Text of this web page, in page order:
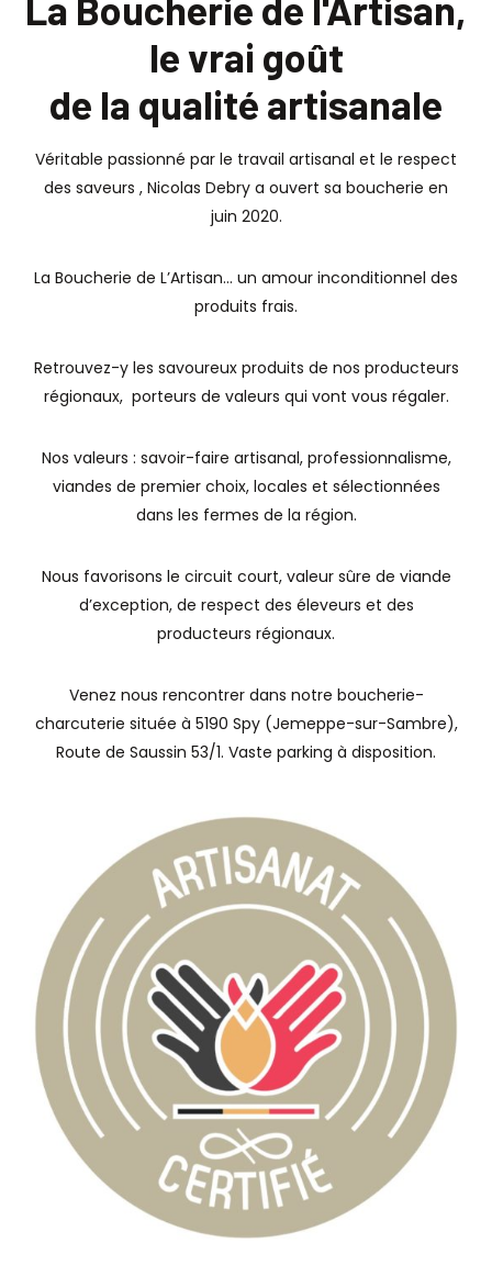
la boucherie de
l'artisan, le bon goût de
la qualité artisanale
Contactez-Nous
le vrai goût
de la qualité artisanale
Véritable passionné par le travail artisanal et le respect
des saveurs , Nicolas Debry a ouvert sa boucherie en
juin 2020.
La Boucherie de L’Artisan… un amour inconditionnel des
produits frais.
Retrouvez-y les savoureux produits de nos producteurs
régionaux, porteurs de valeurs qui vont vous régaler.
Nos valeurs : savoir-faire artisanal, professionnalisme,
viandes de premier choix, locales et sélectionnées
dans les fermes de la région.
Nous favorisons le circuit court, valeur sûre de viande
d’exception, de respect des éleveurs et des
producteurs régionaux.
Venez nous rencontrer dans notre boucherie-
charcuterie située à 5190 Spy (Jemeppe-sur-Sambre),
Route de Saussin 53/1. Vaste parking à disposition.